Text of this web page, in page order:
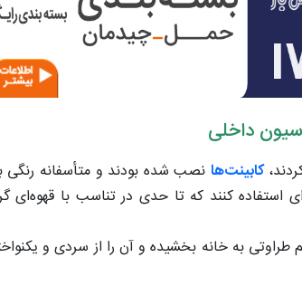
داخلی
کابینت‌ها نصب شده‌ بودند و متأسفانه رنگی
استفاده کنند که تا حدی در تناسب با
طراوتی به خانه بخشیده و آن را از سردی و